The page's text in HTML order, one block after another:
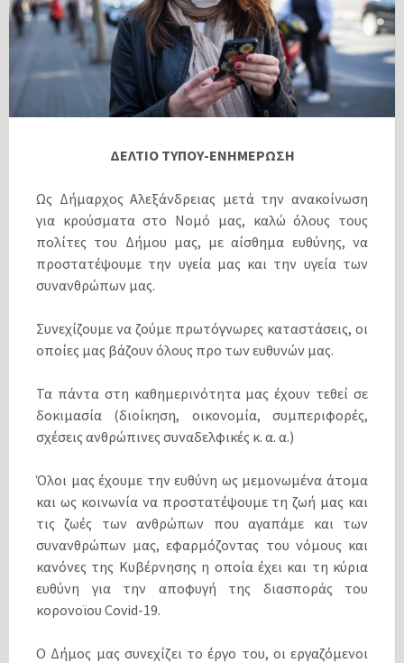
ΔΕΛΤΙΟ ΤΥΠΟΥ-ΕΝΗΜΕΡΩΣΗ
Ως Δήμαρχος Αλεξάνδρειας μετά την ανακοίνωση
για κρούσματα στο Νομό μας, καλώ όλους τους
πολίτες του Δήμου μας, με αίσθημα ευθύνης, να
προστατέψουμε την υγεία μας και την υγεία των
συνανθρώπων μας.
Συνεχίζουμε να ζούμε πρωτόγνωρες καταστάσεις, οι
οποίες μας βάζουν όλους προ των ευθυνών μας.
Τα πάντα στη καθημερινότητα μας έχουν τεθεί σε
δοκιμασία (διοίκηση, οικονομία, συμπεριφορές,
σχέσεις ανθρώπινες συναδελφικές κ. α. α.)
Όλοι μας έχουμε την ευθύνη ως μεμονωμένα άτομα
και ως κοινωνία να προστατέψουμε τη ζωή μας και
τις ζωές των ανθρώπων που αγαπάμε και των
συνανθρώπων μας, εφαρμόζοντας του νόμους και
κανόνες της Κυβέρνησης η οποία έχει και τη κύρια
ευθύνη για την αποφυγή της διασποράς του
κορονοϊου Covid-19.
Ο Δήμος μας συνεχίζει το έργο του, οι εργαζόμενοι